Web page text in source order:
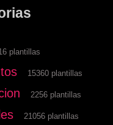
plantillas
15360 plantillas
2256 plantillas
21056 plantillas